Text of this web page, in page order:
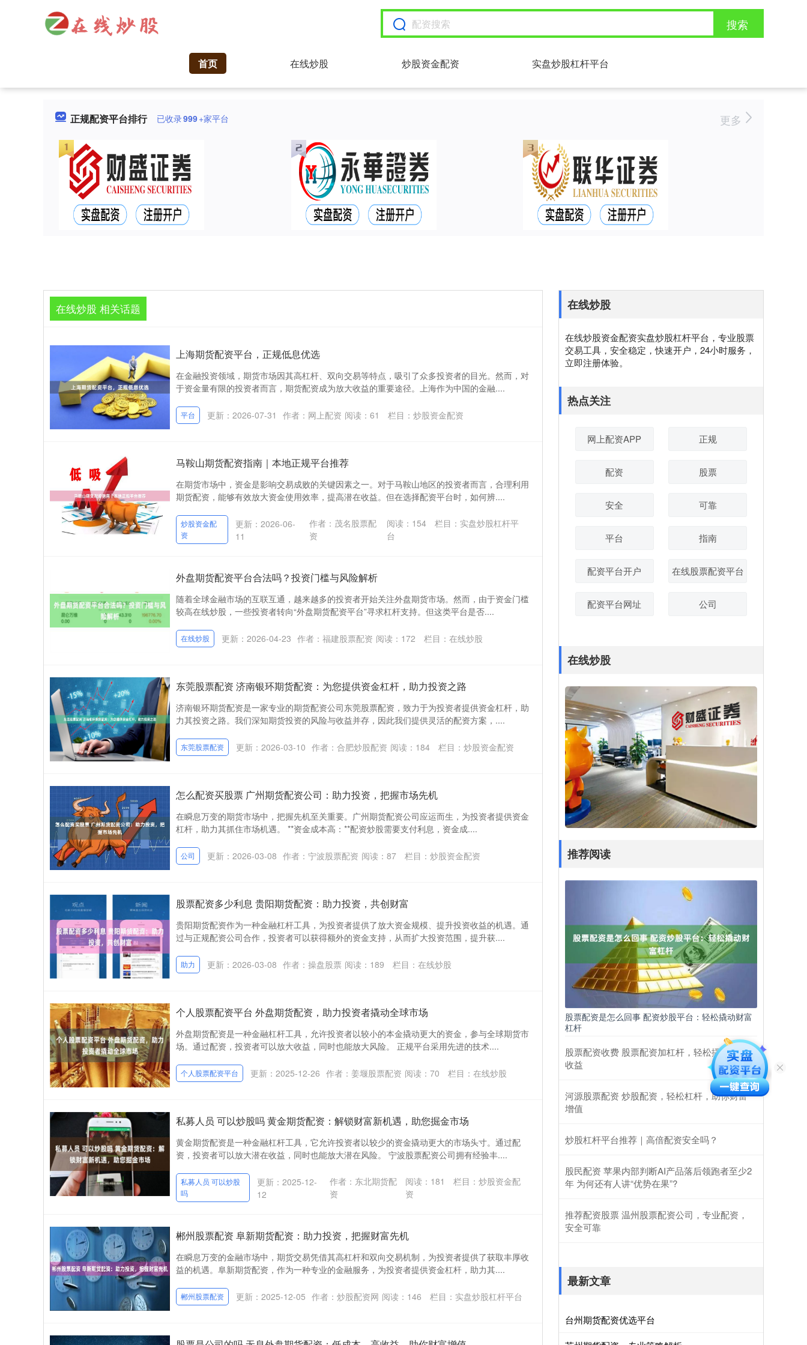
搜索
首页 在线炒股 炒股资金配资 实盘炒股杠杆平台
正规配资平台排行 已收录999+家平台 更多
在线炒股 相关话题
上海期货配资平台，正规低息优选
在金融投资领域，期货市场因其高杠杆、双向交易等特点，吸引了众多投资者的目光。然而，对
于资金量有限的投资者而言，期货配资成为放大收益的重要途径。上海作为中国的金融....
平台 更新：2026-07-31 作者：网上配资 阅读： 61 栏目： 炒股资金配资
马鞍山期货配资指南｜本地正规平台推荐
在期货市场中，资金是影响交易成败的关键因素之一。对于马鞍山地区的投资者而言，合理利用
期货配资，能够有效放大资金使用效率，提高潜在收益。但在选择配资平台时，如何辨....
炒股资金配
资
更新：2026-06-
11
作者：茂名股票配
资
阅读： 154 栏目： 实盘炒股杠杆平
台
外盘期货配资平台合法吗？投资门槛与风险解析
随着全球金融市场的互联互通，越来越多的投资者开始关注外盘期货市场。然而，由于资金门槛
较高在线炒股，一些投资者转向“外盘期货配资平台”寻求杠杆支持。但这类平台是否....
在线炒股 更新：2026-04-23 作者：福建股票配资 阅读： 172 栏目： 在线炒股
东莞股票配资 济南银环期货配资：为您提供资金杠杆，助力投资之路
济南银环期货配资是一家专业的期货配资公司东莞股票配资，致力于为投资者提供资金杠杆，助
力其投资之路。我们深知期货投资的风险与收益并存，因此我们提供灵活的配资方案，....
东莞股票配资 更新：2026-03-10 作者：合肥炒股配资 阅读： 184 栏目： 炒股资金配资
怎么配资买股票 广州期货配资公司：助力投资，把握市场先机
在瞬息万变的期货市场中，把握先机至关重要。广州期货配资公司应运而生，为投资者提供资金
杠杆，助力其抓住市场机遇。 **资金成本高：**配资炒股需要支付利息，资金成....
公司 更新：2026-03-08 作者：宁波股票配资 阅读： 87 栏目： 炒股资金配资
股票配资多少利息 贵阳期货配资：助力投资，共创财富
贵阳期货配资作为一种金融杠杆工具，为投资者提供了放大资金规模、提升投资收益的机遇。通
过与正规配资公司合作，投资者可以获得额外的资金支持，从而扩大投资范围，提升获....
助力 更新：2026-03-08 作者：操盘股票 阅读： 189 栏目： 在线炒股
个人股票配资平台 外盘期货配资，助力投资者撬动全球市场
外盘期货配资是一种金融杠杆工具，允许投资者以较小的本金撬动更大的资金，参与全球期货市
场。通过配资，投资者可以放大收益，同时也能放大风险。 正规平台采用先进的技术....
个人股票配资平台 更新：2025-12-26 作者：姜堰股票配资 阅读： 70 栏目： 在线炒股
私募人员 可以炒股吗 黄金期货配资：解锁财富新机遇，助您掘金市场
黄金期货配资是一种金融杠杆工具，它允许投资者以较少的资金撬动更大的市场头寸。通过配
资，投资者可以放大潜在收益，同时也能放大潜在风险。 宁波股票配资公司拥有经验丰....
私募人员 可以炒股
吗
更新：2025-12-
12
作者：东北期货配
资
阅读： 181 栏目：炒股资金配
资
郴州股票配资 阜新期货配资：助力投资，把握财富先机
在瞬息万变的金融市场中，期货交易凭借其高杠杆和双向交易机制，为投资者提供了获取丰厚收
益的机遇。阜新期货配资，作为一种专业的金融服务，为投资者提供资金杠杆，助力其....
郴州股票配资 更新：2025-12-05 作者：炒股配资网 阅读： 146 栏目： 实盘炒股杠杆平台
在线炒股
在线炒股资金配资实盘炒股杠杆平台，专业股票
交易工具，安全稳定，快速开户，24小时服务，
立即注册体验。
热点关注
网上配资APP 正规
配资 股票
安全 可靠
平台 指南
配资平台开户 在线股票配资平台
配资平台网址 公司
在线炒股
推荐阅读
股票配资是怎么回事 配资炒股平台：轻松撬动财富
杠杆
股票配资收费 股票配资加杠杆，轻松撬动更大
收益
河源股票配资 炒股配资，轻松杠杆，助你财富
增值
炒股杠杆平台推荐｜高倍配资安全吗？
股民配资 苹果内部判断AI产品落后领跑者至少2
年 为何还有人讲“优势在果”?
推荐配资股票 温州股票配资公司，专业配资，
安全可靠
最新文章
台州期货配资优选平台